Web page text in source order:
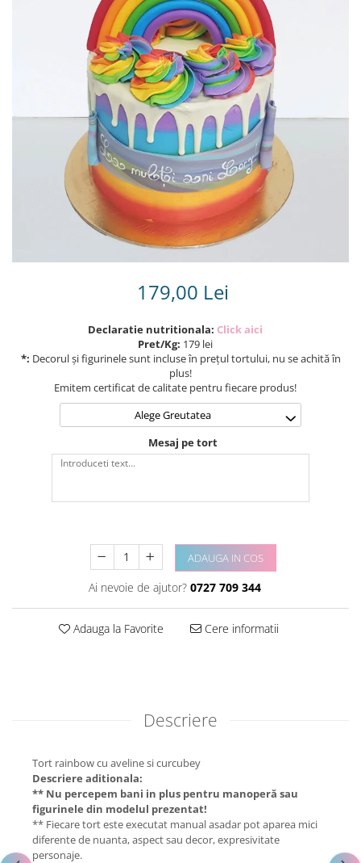
Torturi in frosting- crema pentru
Tortulețe 1.7 kg - 2 kg
179,00 Lei
Declaratie nutritionala: Click aici
Pret/Kg: 179 lei
*: Decorul și figurinele sunt incluse în prețul tortului, nu se achită în
plus!
Emitem certificat de calitate pentru fiecare produs!
Alege Greutatea
Mesaj pe tort
ADAUGA IN COS
Ai nevoie de ajutor? 0727 709 344
Adauga la Favorite Cere informatii
Descriere
Tort rainbow cu aveline si curcubey
Descriere aditionala:
** Nu percepem bani in plus pentru manoperă sau
figurinele din modelul prezentat!
** Fiecare tort este executat manual asadar pot aparea mici
diferente de nuanta, aspect sau decor, expresivitate
personaje.